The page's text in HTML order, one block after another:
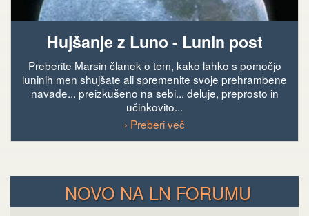
Hujšanje z Luno - Lunin post
Preberite Marsin članek o tem, kako lahko s pomočjo
luninih men shujšate ali spremenite svoje prehrambene
navade... preizkušeno na sebi... deluje, preprosto in
učinkovito...
› Preberi več
NOVO NA LN FORUMU